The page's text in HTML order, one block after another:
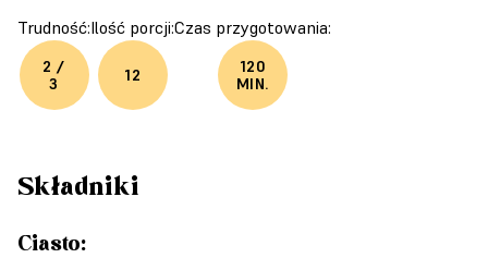
Trudność:
2 /
3
Ilość porcji:
12
Czas przygotowania:
120
MIN.
Składniki
Ciasto: